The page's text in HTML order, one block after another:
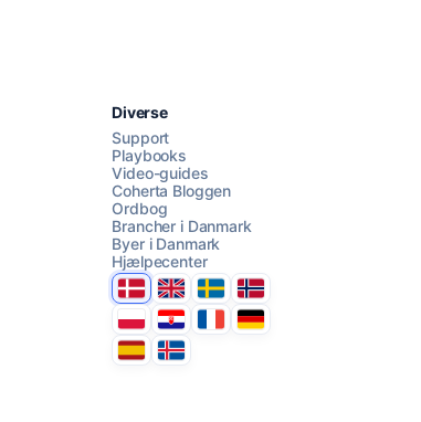
AI Campaign Assist Chat with us
Diverse
Support
Playbooks
Video-guides
Coherta Bloggen
Ordbog
Brancher i Danmark
Byer i Danmark
Hjælpecenter
DanmarkUnited Kingdom
SverigeNorge
PolskaHrvatskaFranceDeutschland
EspanaÍsland